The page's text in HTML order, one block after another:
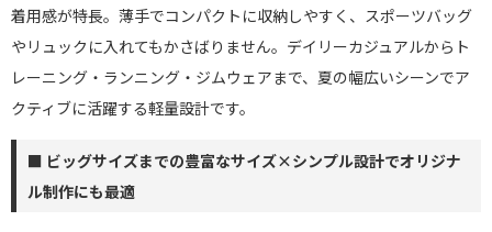
着用感が特長。薄手でコンパクトに収納しやすく、スポーツバッグ
やリュックに入れてもかさばりません。デイリーカジュアルからト
レーニング・ランニング・ジムウェアまで、夏の幅広いシーンでア
クティブに活躍する軽量設計です。
■ ビッグサイズまでの豊富なサイズ×シンプル設計でオリジナ
ル制作にも最適